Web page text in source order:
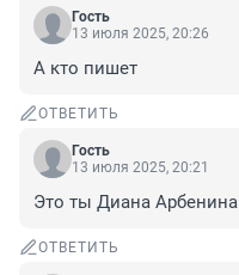
Гость
13 июля 2025, 20:26
А кто пишет
ОТВЕТИТЬ
Гость
13 июля 2025, 20:21
Это ты Диана Арбенина
ОТВЕТИТЬ